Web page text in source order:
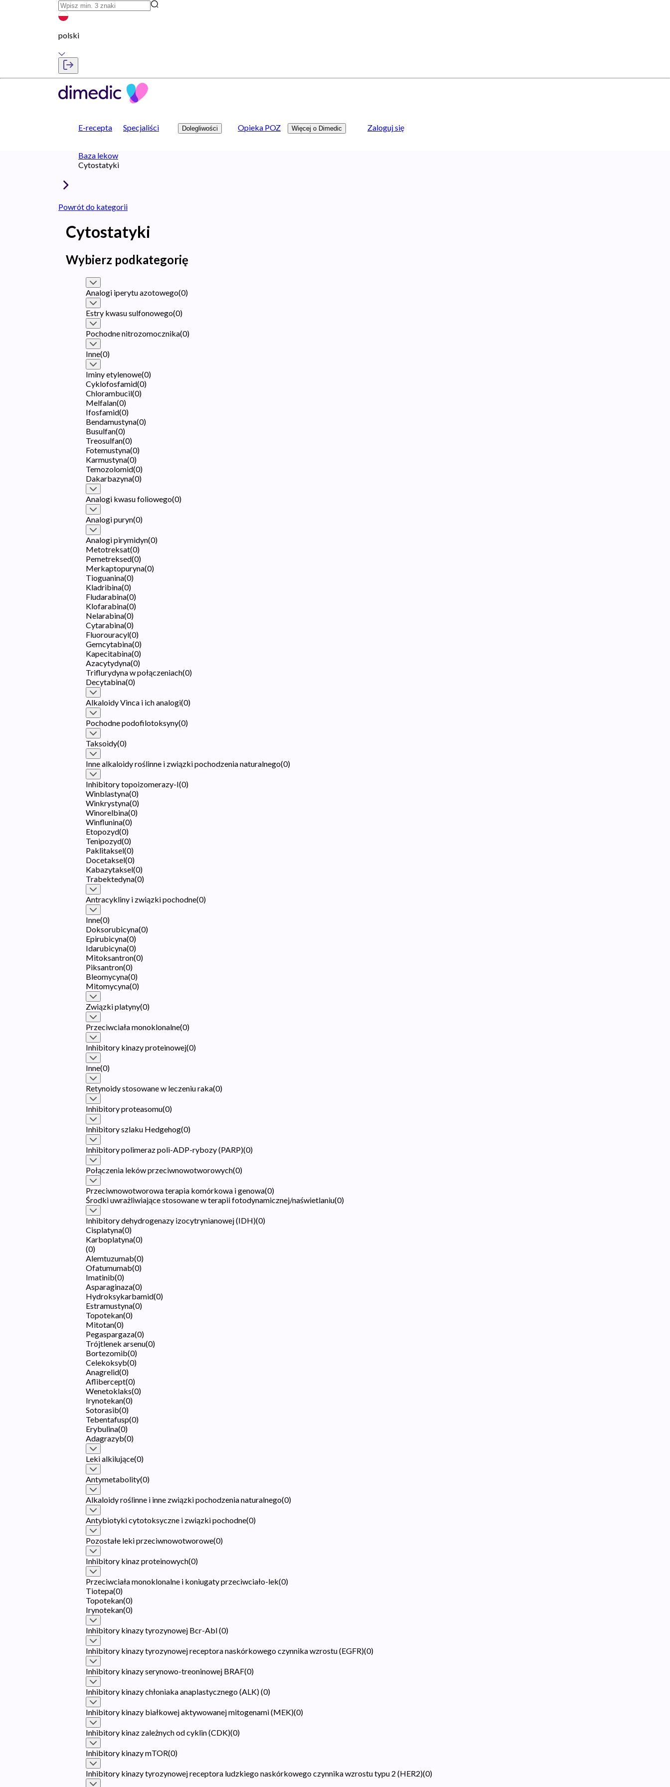
polski
E-recepta Specjaliści Dolegliwości Opieka POZ Więcej o Dimedic Zaloguj się
Baza lekow
Cytostatyki
Powrót do kategorii
Cytostatyki
Wybierz podkategorię
Analogi iperytu azotowego(0)
Estry kwasu sulfonowego(0)
Pochodne nitrozomocznika(0)
Inne(0)
Iminy etylenowe(0)
Cyklofosfamid(0)
Chlorambucil(0)
Melfalan(0)
Ifosfamid(0)
Bendamustyna(0)
Busulfan(0)
Treosulfan(0)
Fotemustyna(0)
Karmustyna(0)
Temozolomid(0)
Dakarbazyna(0)
Analogi kwasu foliowego(0)
Analogi puryn(0)
Analogi pirymidyn(0)
Metotreksat(0)
Pemetreksed(0)
Merkaptopuryna(0)
Tioguanina(0)
Kladribina(0)
Fludarabina(0)
Klofarabina(0)
Nelarabina(0)
Cytarabina(0)
Fluorouracyl(0)
Gemcytabina(0)
Kapecitabina(0)
Azacytydyna(0)
Triflurydyna w połączeniach(0)
Decytabina(0)
Alkaloidy Vinca i ich analogi(0)
Pochodne podofilotoksyny(0)
Taksoidy(0)
Inne alkaloidy roślinne i związki pochodzenia naturalnego(0)
Inhibitory topoizomerazy-I(0)
Winblastyna(0)
Winkrystyna(0)
Winorelbina(0)
Winflunina(0)
Etopozyd(0)
Tenipozyd(0)
Paklitaksel(0)
Docetaksel(0)
Kabazytaksel(0)
Trabektedyna(0)
Antracykliny i związki pochodne(0)
Inne(0)
Doksorubicyna(0)
Epirubicyna(0)
Idarubicyna(0)
Mitoksantron(0)
Piksantron(0)
Bleomycyna(0)
Mitomycyna(0)
Związki platyny(0)
Przeciwciała monoklonalne(0)
Inhibitory kinazy proteinowej(0)
Inne(0)
Retynoidy stosowane w leczeniu raka(0)
Inhibitory proteasomu(0)
Inhibitory szlaku Hedgehog(0)
Inhibitory polimeraz poli-ADP-rybozy (PARP)(0)
Połączenia leków przeciwnowotworowych(0)
Przeciwnowotworowa terapia komórkowa i genowa(0)
Środki uwrażliwiające stosowane w terapii fotodynamicznej/naświetlaniu(0)
Inhibitory dehydrogenazy izocytrynianowej (IDH)(0)
Cisplatyna(0)
Karboplatyna(0)
(0)
Alemtuzumab(0)
Ofatumumab(0)
Imatinib(0)
Asparaginaza(0)
Hydroksykarbamid(0)
Estramustyna(0)
Topotekan(0)
Mitotan(0)
Pegaspargaza(0)
Trójtlenek arsenu(0)
Bortezomib(0)
Celekoksyb(0)
Anagrelid(0)
Aflibercept(0)
Wenetoklaks(0)
Irynotekan(0)
Sotorasib(0)
Tebentafusp(0)
Erybulina(0)
Adagrazyb(0)
Leki alkilujące(0)
Antymetabolity(0)
Alkaloidy roślinne i inne związki pochodzenia naturalnego(0)
Antybiotyki cytotoksyczne i związki pochodne(0)
Pozostałe leki przeciwnowotworowe(0)
Inhibitory kinaz proteinowych(0)
Przeciwciała monoklonalne i koniugaty przeciwciało-lek(0)
Tiotepa(0)
Topotekan(0)
Irynotekan(0)
Inhibitory kinazy tyrozynowej Bcr-Abl(0)
Inhibitory kinazy tyrozynowej receptora naskórkowego czynnika wzrostu (EGFR)(0)
Inhibitory kinazy serynowo-treoninowej BRAF(0)
Inhibitory kinazy chłoniaka anaplastycznego (ALK)(0)
Inhibitory kinazy białkowej aktywowanej mitogenami (MEK)(0)
Inhibitory kinaz zależnych od cyklin (CDK)(0)
Inhibitory kinazy mTOR(0)
Inhibitory kinazy tyrozynowej receptora ludzkiego naskórkowego czynnika wzrostu typu 2 (HER2)(0)